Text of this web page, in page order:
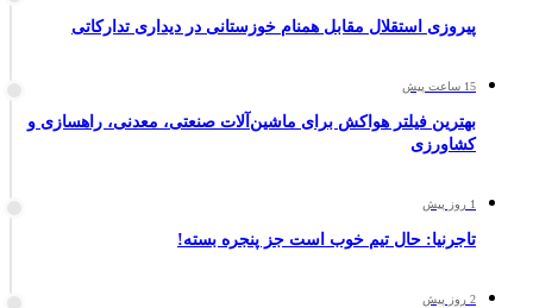
پیروزی استقلال مقابل همنام خوزستانی در دیداری تدارکاتی
15 ساعت پیش
بهترین فیلتر هواکش برای ماشین‌آلات صنعتی، معدنی، راهسازی و
کشاورزی
1 روز پیش
تاجرنیا: حال تیم خوب است جز پنجره بسته!
2 روز پیش